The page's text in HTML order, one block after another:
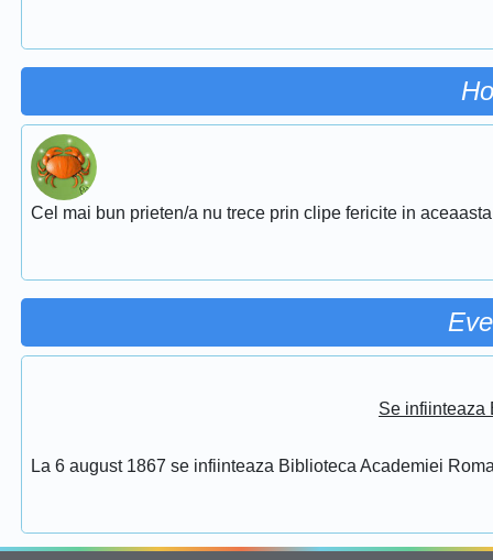
Cel mai bun prieten/a nu trece prin clipe fericite in
Se infiinteaza
La 6 august 1867 se infiinteaza Biblioteca Academiei